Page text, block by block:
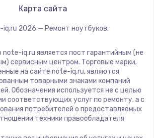
Panasonic
ZTE
Hiper
Evga
Google
Echips
Карта сайта
2026 — Ремонт ноутбуков.
iq.ru является пост гарантийным (не
сервисным центром. Торговые марки,
на сайте note-iq.ru, являются
товарными знаками компаний
Обозначения используется не с целью
соответствующих услуг по ремонту, а с
потребителей о предоставляемых
техники правообладателя